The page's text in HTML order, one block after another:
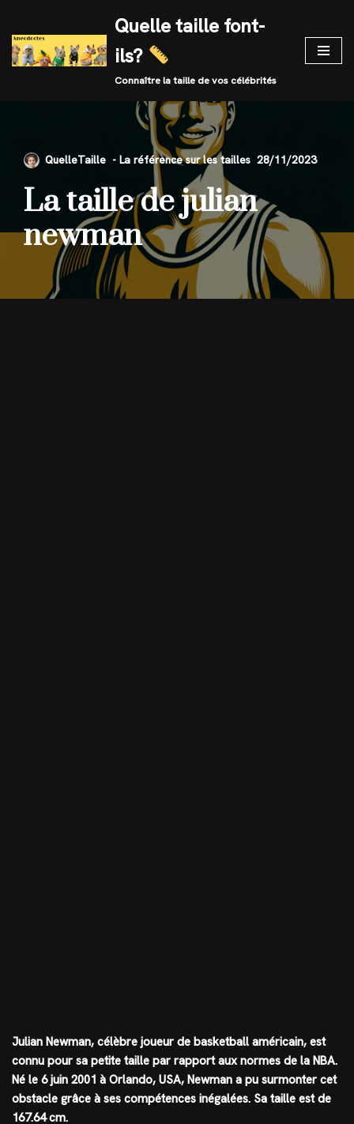
Skip
to
Quelle taille font-
ils?
Connaître la taille de vos célébrités
QuelleTaille 28/11/2023
La taille de julian
newman
Julian Newman, célèbre joueur de basketball américain, est
connu pour sa petite taille par rapport aux normes de la NBA.
Né le 6 juin 2001 à Orlando, USA, Newman a pu surmonter cet
obstacle grâce à ses compétences inégalées. Sa taille est de
167.64 cm.